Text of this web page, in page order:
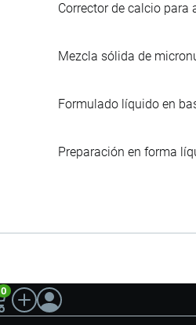
Corrector de calcio
Mezcla sólida de
Formulado líquido en
Preparación en forma
0